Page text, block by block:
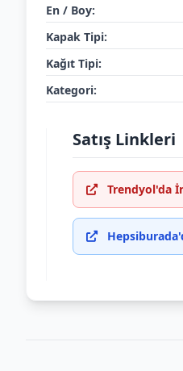
En / Boy:
Kapak Tipi:
Kağıt Tipi:
Kategori:
Satış Linkleri
Trendyol'da